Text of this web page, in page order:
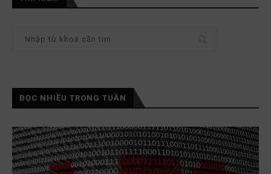
ĐỌC NHIỀU TRONG TUẦN